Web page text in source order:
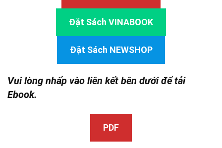
Đặt Sách VINABOOK
Đặt Sách NEWSHOP
Vui lòng nhấp vào liên kết bên dưới để tải
Ebook.
PDF